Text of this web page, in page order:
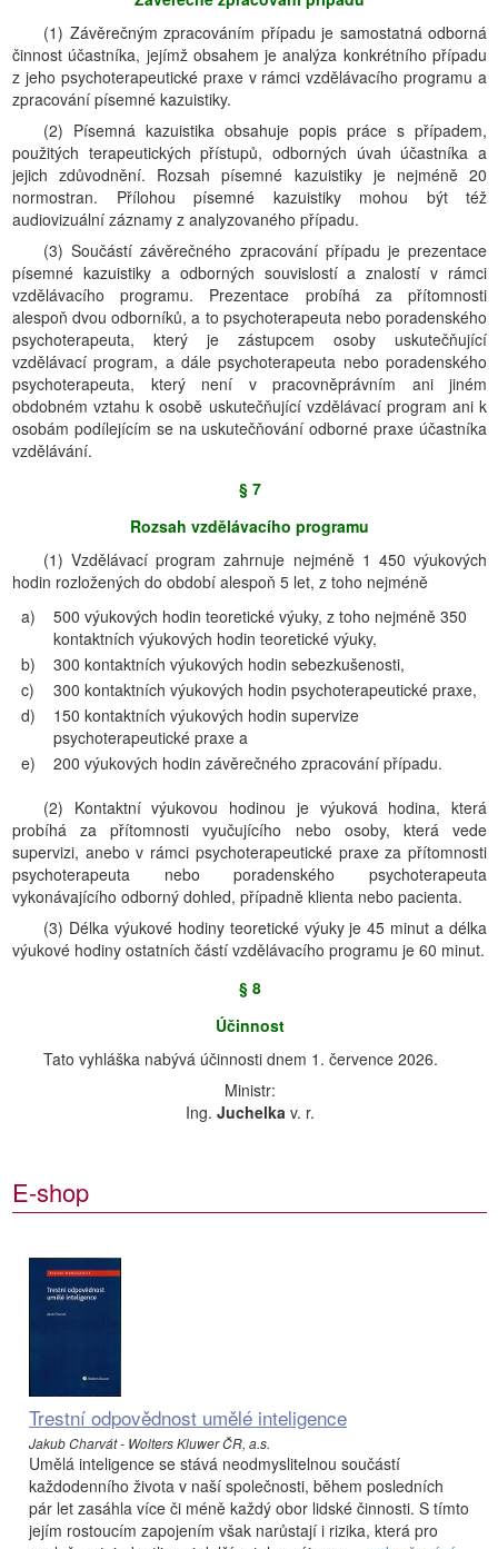
(1) Závěrečným zpracováním případu je samostatná odborná
činnost účastníka, jejímž obsahem je analýza konkrétního případu
z jeho psychoterapeutické praxe v rámci vzdělávacího programu a
zpracování písemné kazuistiky.
(2) Písemná kazuistika obsahuje popis práce s případem,
použitých terapeutických přístupů, odborných úvah účastníka a
jejich zdůvodnění. Rozsah písemné kazuistiky je nejméně 20
normostran. Přílohou písemné kazuistiky mohou být též
audiovizuální záznamy z analyzovaného případu.
(3) Součástí závěrečného zpracování případu je prezentace
písemné kazuistiky a odborných souvislostí a znalostí v rámci
vzdělávacího programu. Prezentace probíhá za přítomnosti
alespoň dvou odborníků, a to psychoterapeuta nebo poradenského
psychoterapeuta, který je zástupcem osoby uskutečňující
vzdělávací program, a dále psychoterapeuta nebo poradenského
psychoterapeuta, který není v pracovněprávním ani jiném
obdobném vztahu k osobě uskutečňující vzdělávací program ani k
osobám podílejícím se na uskutečňování odborné praxe účastníka
vzdělávání.
§ 7
Rozsah vzdělávacího programu
(1) Vzdělávací program zahrnuje nejméně 1 450 výukových
hodin rozložených do období alespoň 5 let, z toho nejméně
a)
500 výukových hodin teoretické výuky, z toho nejméně 350
kontaktních výukových hodin teoretické výuky,
b)
300 kontaktních výukových hodin sebezkušenosti,
c)
300 kontaktních výukových hodin psychoterapeutické praxe,
d)
150 kontaktních výukových hodin supervize
psychoterapeutické praxe a
e)
200 výukových hodin závěrečného zpracování případu.
(2) Kontaktní výukovou hodinou je výuková hodina, která
probíhá za přítomnosti vyučujícího nebo osoby, která vede
supervizi, anebo v rámci psychoterapeutické praxe za přítomnosti
psychoterapeuta nebo poradenského psychoterapeuta
vykonávajícího odborný dohled, případně klienta nebo pacienta.
(3) Délka výukové hodiny teoretické výuky je 45 minut a délka
výukové hodiny ostatních částí vzdělávacího programu je 60 minut.
§ 8
Účinnost
Tato vyhláška nabývá účinnosti dnem 1. července 2026.
Ministr:
Ing. Juchelkav. r.
E-shop
Trestní odpovědnost umělé inteligence
Jakub Charvát - Wolters Kluwer ČR, a.s.
Umělá inteligence se stává neodmyslitelnou součástí
každodenního života v naší společnosti, během posledních
pár let zasáhla více či méně každý obor lidské činnosti. S tímto
jejím rostoucím zapojením však narůstají i rizika, která pro